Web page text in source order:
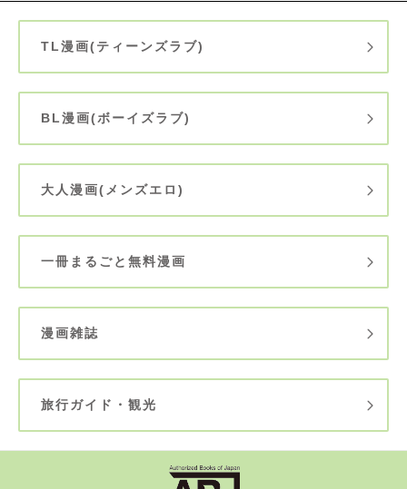
TL漫画(ティーンズラブ)
BL漫画(ボーイズラブ)
大人漫画(メンズエロ)
一冊まるごと無料漫画
漫画雑誌
旅行ガイド・観光